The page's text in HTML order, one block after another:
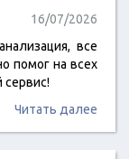
16/07/2026
все
помог на всех
сервис!
Читать далее